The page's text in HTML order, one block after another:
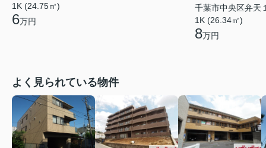
1K (24.75㎡)
6万円
千葉市中央区弁天
1K (26.34㎡)
8万円
よく見られている物件